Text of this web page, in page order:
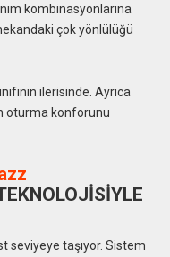
kombinasyonlarına
çok yönlülüğü
ilerisinde. Ayrıca
oturma konforunu
seviyeye taşıyor. Sistem